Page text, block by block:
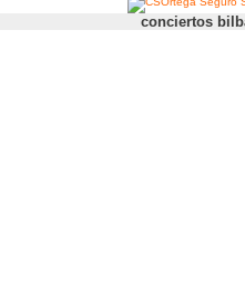
conciertos